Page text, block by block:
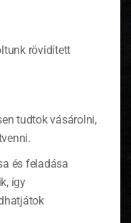
a
a
rövidített
tudtok vásárolni,
és feladása
így